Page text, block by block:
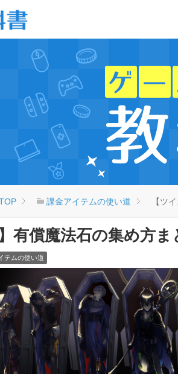
課金アイテムの使い道 【ツ
有償魔法石の集め方
テムの使い道